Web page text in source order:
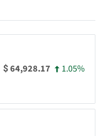
$64,928.17 1.05%